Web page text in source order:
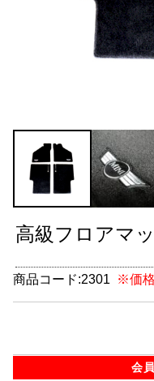
お得なセット商品
チームマルヤマ
デルタ秘蔵のレーシン
パーツ種別から選ぶ
レアパーツ/在庫限り
便利アイテム
高級フロアマ
商品コード:2301 ※価
会